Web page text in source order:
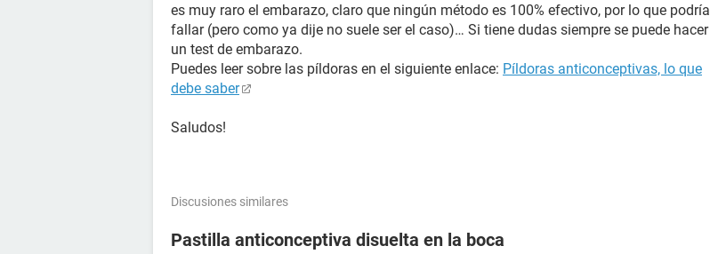
es muy raro el embarazo, claro que ningún método es 100% efectivo, por lo que podría
fallar (pero como ya dije no suele ser el caso)… Si tiene dudas siempre se puede hacer
un test de embarazo.
Puedes leer sobre las píldoras en el siguiente enlace: Píldoras anticonceptivas, lo que
debe saber
Saludos!
Discusiones similares
Pastilla anticonceptiva disuelta en la boca